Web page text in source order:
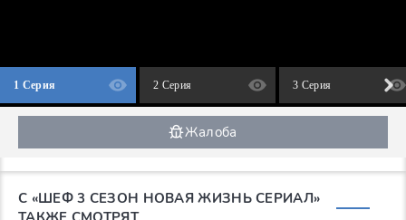
1 Серия 2 Серия 3 Серия
Жалоба
С «ШЕФ 3 СЕЗОН НОВАЯ ЖИЗНЬ СЕРИАЛ»